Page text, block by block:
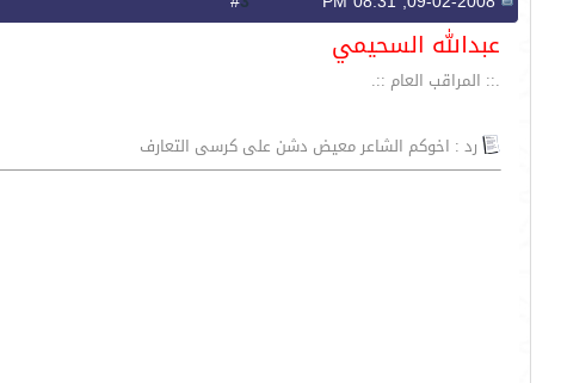
عبدالله السحيمي
.:: المراقب العام ::.
رد : اخوكم الشاعر معيض دشن على كرسى التعارف